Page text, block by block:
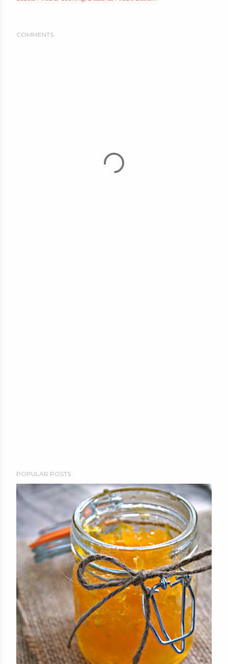
COMMENTS
POPULAR POSTS